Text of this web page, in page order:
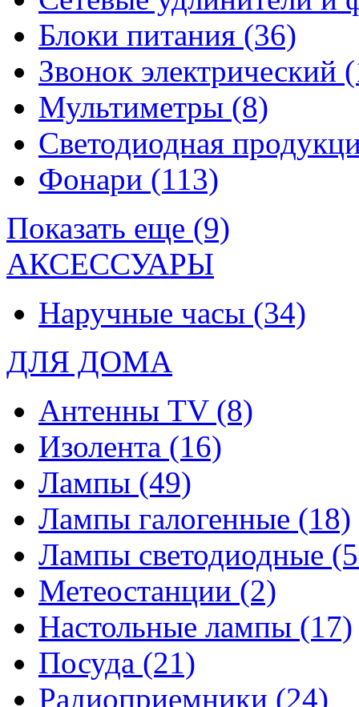
Блоки питания (36)
Звонок электрический
Мультиметры (8)
Светодиодная
Фонари (113)
Показать еще (9)
АКСЕССУАРЫ
Наручные часы (34)
ДЛЯ ДОМА
Антенны TV (8)
Изолента (16)
Лампы (49)
Лампы галогенные (18)
Лампы светодиодные
Метеостанции (2)
Настольные лампы (17)
Посуда (21)
Радиоприемники (24)